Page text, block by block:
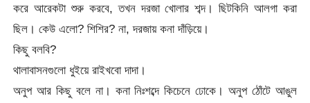
করে আরেকটা শুরু করবে, তখন দরজা খোলার শব্দ। ছিটকিনি আলগা করা
ছিল। কেউ এলো? শিশির? না, দরজায় কনা দাঁড়িয়ে।
কিছু বলবি?
থালাবাসনগুলো ধুইয়ে রাইখবো দাদা।
অনুপ আর কিছু বলে না। কনা নিঃশব্দে কিচেনে ঢোকে। অনুপ ঠোঁটে আঙুল